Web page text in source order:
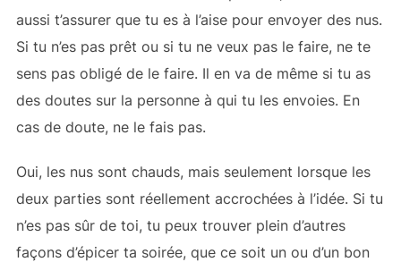
aussi t’assurer que tu es à l’aise pour envoyer des nus.
Si tu n’es pas prêt ou si tu ne veux pas le faire, ne te
sens pas obligé de le faire. Il en va de même si tu as
des doutes sur la personne à qui tu les envoies. En
cas de doute, ne le fais pas.
Oui, les nus sont chauds, mais seulement lorsque les
deux parties sont réellement accrochées à l’idée. Si tu
n’es pas sûr de toi, tu peux trouver plein d’autres
façons d’épicer ta soirée, que ce soit un ou d’un bon